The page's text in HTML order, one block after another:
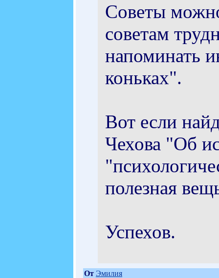
Советы
советам
напоминать
коньках".
Вот если
Чехова "Об
полезная
Успехов.
От Эмилия